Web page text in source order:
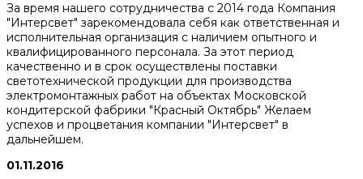
За время нашего сотрудничества с 2014 года Компания
"Интерсвет" зарекомендовала себя как ответственная и
исполнительная организация с наличием опытного и
квалифицированного персонала. За этот период
качественно и в срок осуществлены поставки
светотехнической продукции для производства
электромонтажных работ на объектах Московской
кондитерской фабрики "Красный Октябрь" Желаем
успехов и процветания компании "Интерсвет" в
дальнейшем.
01.11.2016